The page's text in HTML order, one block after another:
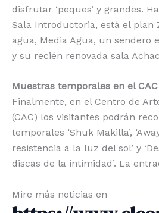
disfrutar ‘peques’ y grandes.
Sala Introductoria, está el plan
agua, Media Agua, un sendero
y su recién renovada sala
Muestras temporales en el CAC
Finalmente, en el Centro de
(CAC) los visitantes podrán
temporales ‘Shuk Makilla’,
resistencia a la luz del sol’ y
discas de la intimidad’. La
Mire más noticias en